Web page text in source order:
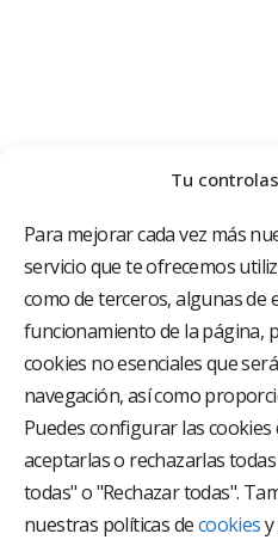
Tu
Para mejorar cada vez más
servicio que te ofrecemos
como de terceros, algunas de
funcionamiento de la página,
cookies no esenciales que
navegación, así como
Puedes configurar las
aceptarlas o rechazarlas
todas" o "Rechazar todas".
nuestras políticas decookiesy
El Grupo Hospitalario HLA
hospitalarios con mayor
con el objetivo de
asistencia sanitaria de alto
está compuesta por 18
multiespecialidad.
Síguenos en